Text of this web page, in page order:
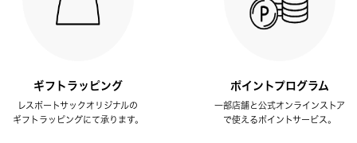
ギフトラッピング
レスポートサックオリジナルの
ギフトラッピングにて承ります。
ポイントプログラム
一部店舗と公式オンラインストア
で使えるポイントサービス。